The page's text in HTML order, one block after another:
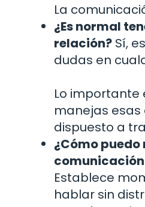
La
¿Es normal
relación? Sí,
dudas en
Lo importante
manejas esas
dispuesto a
¿Cómo
Establece
hablar sin